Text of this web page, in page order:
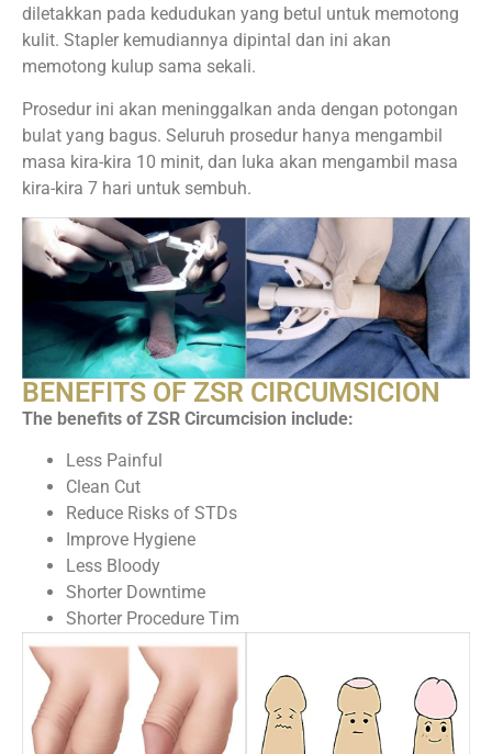
diletakkan pada kedudukan yang betul untuk memotong
kulit. Stapler kemudiannya dipintal dan ini akan
memotong kulup sama sekali.
Prosedur ini akan meninggalkan anda dengan potongan
bulat yang bagus. Seluruh prosedur hanya mengambil
masa kira-kira 10 minit, dan luka akan mengambil masa
kira-kira 7 hari untuk sembuh.
BENEFITS OF ZSR CIRCUMSICION
The benefits of ZSR Circumcision include:
Less Painful
Clean Cut
Reduce Risks of STDs
Improve Hygiene
Less Bloody
Shorter Downtime
Shorter Procedure Tim